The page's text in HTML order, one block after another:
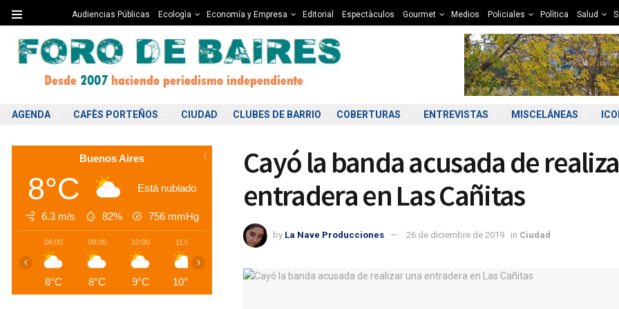
Audiencias Públicas Ecologìa Economía y Empresa Editorial Espectàculos Gourmet Medios Policiales Polìtica Salud
AGENDA CAFÈS PORTEÑOS CIUDAD CLUBES DE BARRIO COBERTURAS ENTREVISTAS MISCELÁNEAS
Cayó la banda acusada de
entradera en Las Cañitas
by La Nave Producciones 26 de diciembre de 2019 in Ciudad
Buenos Aires
8°C Está nublado
6.3 m/s 82% 756 mmHg
08:00
8°C
09:00
8°C
10:00
9°C
11:00
10°C
13:00
11°C 12°C 12°C 12°C 12°C 11°C 10°C
‹ ›